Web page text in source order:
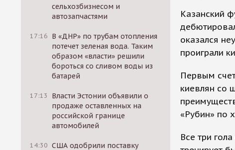
сельхозбизнесом и
автозапчастями
17:16 В «ДНР» по трубам отопления
потечет зеленая вода. Таким
образом «власти» решили
бороться со сливом воды из
батарей
17:13
Власти Эстонии объявили о
продаже оставленных на
российской границе
автомобилей
14:30 США одобрили поставку
Казанский
оказался
проиграли
Первым
киевлян со
«Рубин» по
Все три